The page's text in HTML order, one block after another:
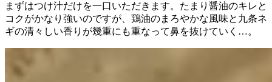
まずはつけ汁だけを一口いただきます。たまり醤油のキレと
コクがかなり強いのですが、鶏油のまろやかな風味と九条ネ
ギの清々しい香りが幾重にも重なって鼻を抜けていく…。